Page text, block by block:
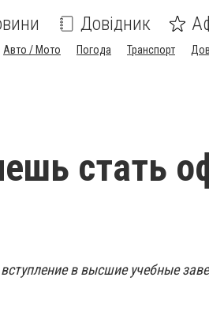
Довідник
Авто / Мото Погода Транспорт
стать
в высшие учебные